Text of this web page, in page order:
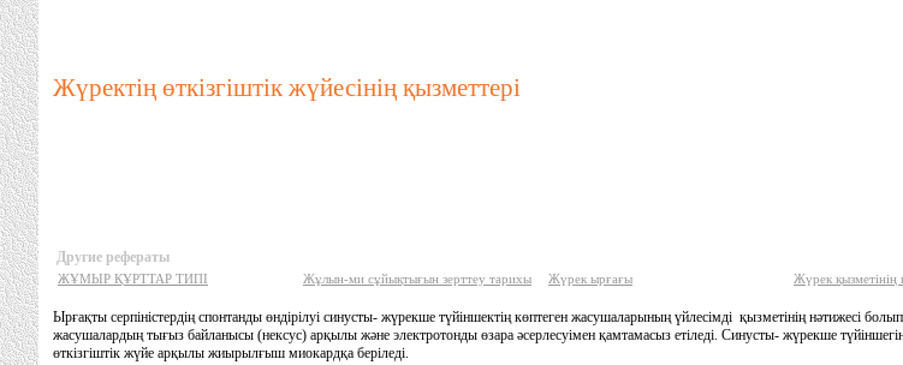
Жүректің өткізгіштік жүйесінің қызметтері
Другие рефераты
ЖҰМЫР ҚҰРТТАР ТИПІ Жұлын-ми сұйықтығын зерттеу тарихы Жүрек ырғағы Жүрек қызметінің
Ырғақты серпіністердің спонтанды өндірілуі синусты- жүрекше түйіншектің көптеген жасушаларының үйлесімді қызметінің нәтижесі
жасушалардың тығыз байланысы (нексус) арқылы және электротонды өзара әсерлесуімен қамтамасыз етіледі. Синусты- жүрекше
өткізгіштік жүйе арқылы жиырылғыш миокардқа беріледі.